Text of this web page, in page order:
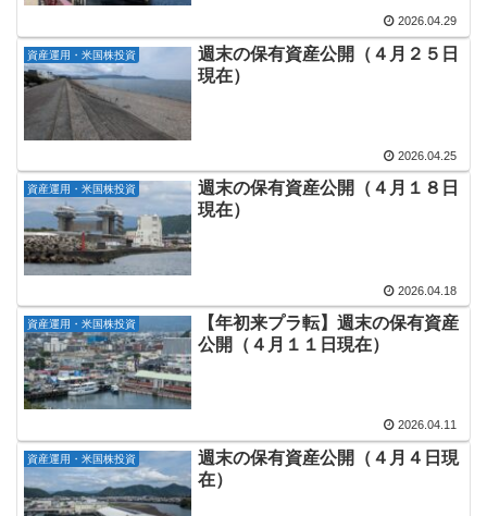
2026.04.29
資産運用・米国株投資
週末の保有資産公開（４月２５日
現在）
2026.04.25
資産運用・米国株投資
週末の保有資産公開（４月１８日
現在）
2026.04.18
資産運用・米国株投資
【年初来プラ転】週末の保有資産
公開（４月１１日現在）
2026.04.11
資産運用・米国株投資
週末の保有資産公開（４月４日現
在）